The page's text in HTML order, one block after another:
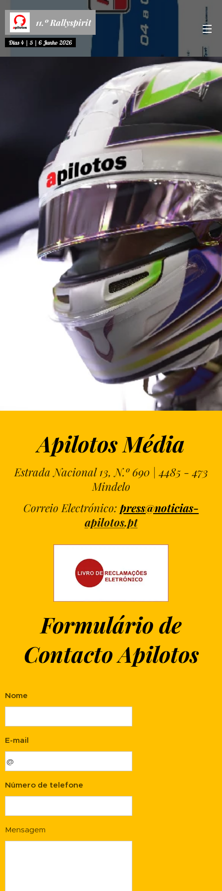
11.º Rallyspirit
Dias 4 | 5 | 6 Junho 2026
Apilotos Média
Estrada Nacional 13, N.º 690 | 4485 - 473
Mindelo
Correio Electrónico: press@noticias-
apilotos.pt
Formulário de
Contacto Apilotos
Nome
E-mail
Número de telefone
Mensagem